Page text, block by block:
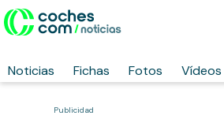
Noticias Fichas Fotos Vídeos
Publicidad